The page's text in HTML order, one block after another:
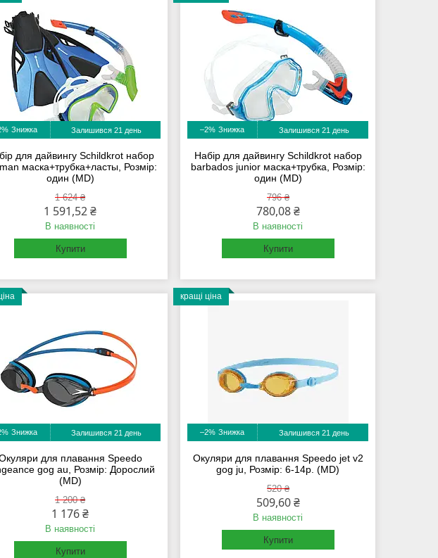
Залишився 21 день
для дайвингу Schildkrot набор
маска+трубка+ласты, Розмір:
один (MD)
1 624 ₴
1 591,52 ₴
В наявності
Купити
–2% Залишився 21 день
Набір для дайвингу Schildkrot набор
barbados junior маска+трубка, Розмір:
один (MD)
796 ₴
780,08 ₴
В наявності
Купити
Залишився 21 день
для плавання Speedo
gog au, Розмір: Дорослий
(MD)
1 200 ₴
1 176 ₴
В наявності
Купити
кращі ціна
–2% Залишився 21 день
Окуляри для плавання Speedo jet v2
gog ju, Розмір: 6-14р. (MD)
520 ₴
509,60 ₴
В наявності
Купити